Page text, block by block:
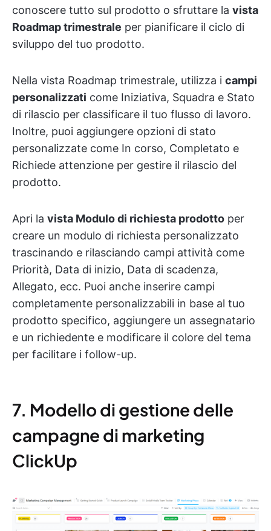
conoscere tutto sul prodotto o sfruttare la vista
Roadmap trimestrale per pianificare il ciclo di
sviluppo del tuo prodotto.
Nella vista Roadmap trimestrale, utilizza i campi
personalizzati come Iniziativa, Squadra e Stato
di rilascio per classificare il tuo flusso di lavoro.
Inoltre, puoi aggiungere opzioni di stato
personalizzate come In corso, Completato e
Richiede attenzione per gestire il rilascio del
prodotto.
Apri la vista Modulo di richiesta prodotto per
creare un modulo di richiesta personalizzato
trascinando e rilasciando campi attività come
Priorità, Data di inizio, Data di scadenza,
Allegato, ecc. Puoi anche inserire campi
completamente personalizzabili in base al tuo
prodotto specifico, aggiungere un assegnatario
e un richiedente e modificare il colore del tema
per facilitare i follow-up.
7. Modello di gestione delle
campagne di marketing
ClickUp